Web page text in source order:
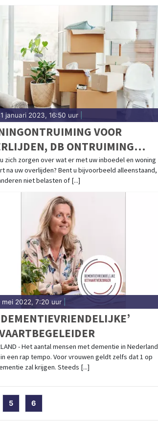
januari 2023, 16:50 uur|
VOOR
DB ONTRUIMING
zich zorgen over wat er met uw inboedel en woning
na uw overlijden? Bent u bijvoorbeeld alleenstaand,
niet belasten of [...]
mei 2022, 7:20 uur|
- Het aantal mensen met dementie in Nederland
een rap tempo. Voor vrouwen geldt zelfs dat 1 op
zal krijgen. Steeds [...]
5 6